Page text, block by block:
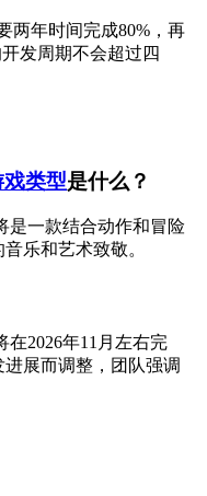
两年时间完成80%，再
发周期不会超过四
戏类型是什么？
是一款结合动作和冒险
乐和艺术致敬。
2026年11月左右完
展而调整，团队强调